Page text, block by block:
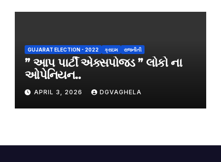
GUJARAT ELECTION - 2022 ક્રાઇમ રાજનીતી
” આપ પાર્ટી એક્સપોજડ ” લોકો ના
ઓપેનિયન..
APRIL 3, 2026 DGVAGHELA